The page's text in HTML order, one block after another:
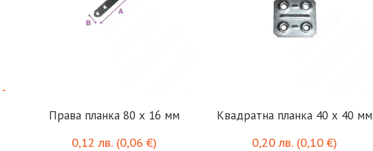
-
Права планка 80 х 16 мм
0,12лв. (0,06€)
Квадратна планка 40 х 40 мм
0,20лв. (0,10€)